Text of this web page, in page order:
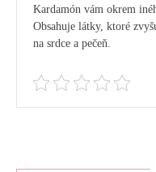
Kardamón vám okrem
Obsahuje látky, ktoré
na srdce a pečeň.